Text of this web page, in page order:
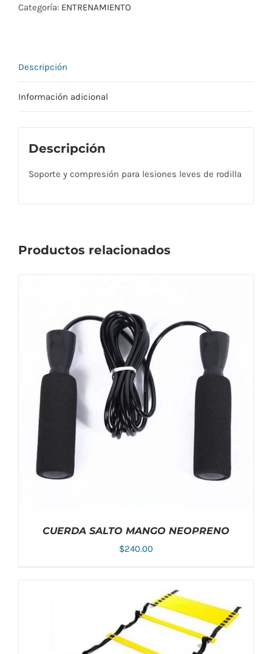
cantidad
Categoría: ENTRENAMIENTO
Descripción
Información adicional
Descripción
Soporte y compresión para lesiones leves de rodilla
Productos relacionados
SELECCIONAR OPCIONES
ESTE
PRODUCTO
TIENE
/ DETALLES
CUERDA SALTO MANGO NEOPRENO
$240.00